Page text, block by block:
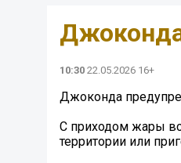
10:30 22.05.2026 16+
Джоконда
С приходом жары
территории или